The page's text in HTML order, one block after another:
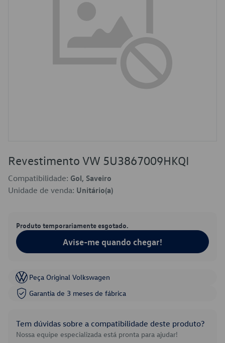
Revestimento VW 5U3867009HKQI
Compatibilidade: Gol, Saveiro
Unidade de venda: Unitário(a)
Produto temporariamente esgotado.
Avise-me quando chegar!
Peça Original Volkswagen
Garantia de 3 meses de fábrica
Tem dúvidas sobre a compatibilidade deste produto?
Nossa equipe especializada está pronta para ajudar!